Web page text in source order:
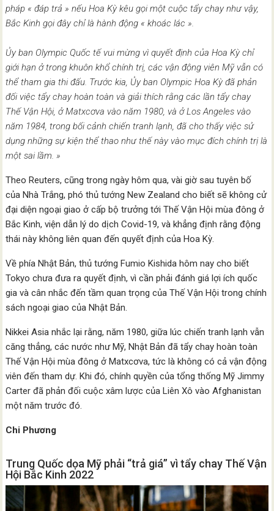
pháp « đáp trả » nếu Hoa Kỳ kêu gọi một cuộc tẩy chay như vậy,
Bắc Kinh gọi đây chỉ là hành động « khoác lác ».
Ủy ban Olympic Quốc tế vui mừng vì quyết định của Hoa Kỳ chỉ
giới hạn ở trong khuôn khổ chính trị, các vận động viên Mỹ vẫn có
thể tham gia thi đấu. Trước kia, Ủy ban Olympic Hoa Kỳ đã phản
đối việc tẩy chay hoàn toàn và giải thích rằng các lần tẩy chay
Thế Vận Hội, ở Matxcơva vào năm 1980, và ở Los Angeles vào
năm 1984, trong bối cảnh chiến tranh lạnh, đã cho thấy việc sử
dụng những sự kiện thể thao như thế này vào mục đích chính trị là
một sai lầm. »
Theo Reuters, cũng trong ngày hôm qua, vài giờ sau tuyên bố
của Nhà Trắng, phó thủ tướng New Zealand cho biết sẽ không cử
đại diện ngoại giao ở cấp bộ trưởng tới Thế Vận Hội mùa đông ở
Bắc Kinh, viện dẫn lý do dịch Covid-19, và khẳng định rằng động
thái này không liên quan đến quyết định của Hoa Kỳ.
Về phía Nhật Bản, thủ tướng Fumio Kishida hôm nay cho biết
Tokyo chưa đưa ra quyết định, vì cần phải đánh giá lợi ích quốc
gia và cân nhắc đến tầm quan trọng của Thế Vận Hội trong chính
sách ngoại giao của Nhật Bản.
Nikkei Asia nhắc lại rằng, năm 1980, giữa lúc chiến tranh lạnh vẫn
căng thẳng, các nước như Mỹ, Nhật Bản đã tẩy chay hoàn toàn
Thế Vận Hội mùa đông ở Matxcơva, tức là không có cả vận động
viên đến tham dự. Khi đó, chính quyền của tổng thống Mỹ Jimmy
Carter đã phản đối cuộc xâm lược của Liên Xô vào Afghanistan
một năm trước đó.
Chi Phương
Trung Quốc dọa Mỹ phải “trả giá” vì tẩy chay Thế Vận
Hội Bắc Kinh 2022